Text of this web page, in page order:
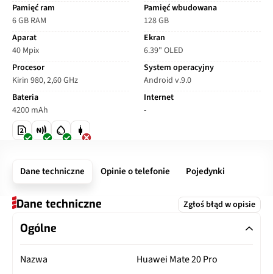
Pamięć ram
6 GB RAM
Aparat
40 Mpix
Procesor
Kirin 980, 2,60 GHz
Bateria
4200 mAh
Pamięć wbudowana
128 GB
Ekran
6.39" OLED
System operacyjny
Android v.9.0
Internet
-
Dane techniczne Opinie o telefonie Pojedynki
Dane techniczne Zgłoś błąd w opisie
Ogólne
Nazwa Huawei Mate 20 Pro